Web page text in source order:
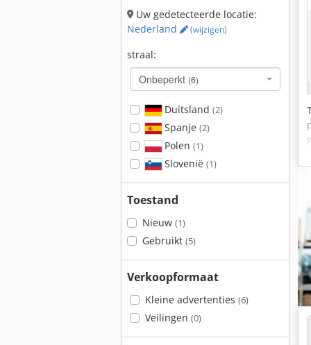
Uw gedetecteerde locatie:
Nederland
(wijzigen)
straal:
Onbeperkt (6)
Duitsland (2)
Spanje (2)
Polen (1)
Slovenië (1)
Toestand
Nieuw (1)
Gebruikt (5)
Verkoopformaat
Kleine advertenties (6)
Veilingen (0)